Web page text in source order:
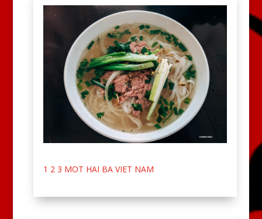
1 2 3 MOT HAI BA VIET NAM